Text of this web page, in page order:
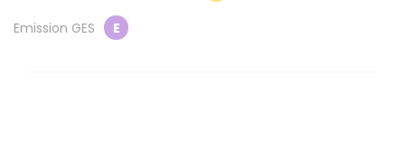
Emission GES E